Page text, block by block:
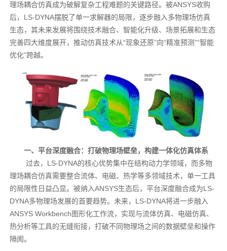
理场耦合仿真成为破解复杂工程难题的关键路径。被ANSYS收购
后，LS-DYNA摆脱了单一求解器的局限，逐步融入多物理场仿真
生态，其未来发展将围绕技术融合、智能化升级、场景拓展和生态
完善四大维度展开，推动仿真技术从“现象还原”向“精准预测”“智能
优化”跨越。
一、平台深度融合：打破物理场壁垒，构建一体化仿真体系
过去，LS-DYNA的核心优势集中在结构动力学领域，而多物
理场耦合仿真需要整合流体、电磁、热学等多领域技术，单一工具
的局限性日益凸显。被纳入ANSYS生态后，平台深度融合成为LS-
DYNA多物理场发展的首要趋势。未来，LS-DYNA将进一步融入
ANSYS Workbench图形化工作流，实现与流体仿真、电磁仿真、
热分析等工具的无缝衔接，打破不同物理场之间的数据壁垒和操作
隔阂。